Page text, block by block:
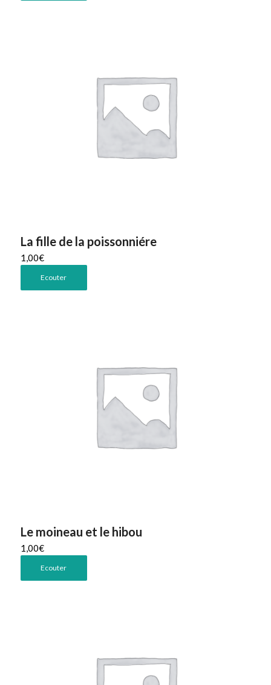
La fille de la poissonniére
1,00€
Ecouter
Le moineau et le hibou
1,00€
Ecouter